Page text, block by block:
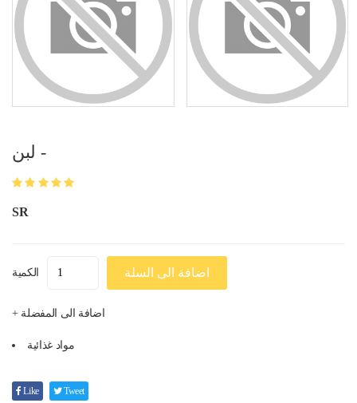
لبن -
SR
الكمية اضافة الى السلة
+ اضافة الى المفضلة
مواد غذائية
Like Tweet